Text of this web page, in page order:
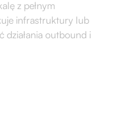
z pełnym
infrastruktury lub
działania outbound i